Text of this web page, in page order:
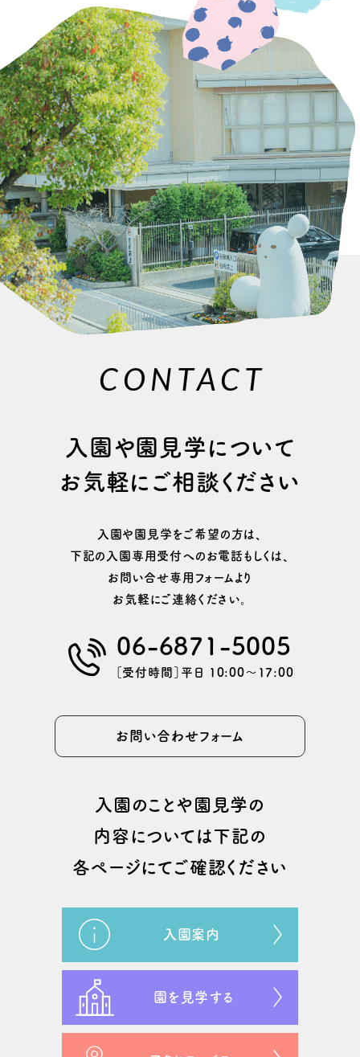
CONTACT
⼊園や園⾒学について
お気軽にご相談ください
⼊園や園⾒学をご希望の⽅は、
下記の⼊園専⽤受付へのお電話もしくは、
お問い合せ専用フォームより
お気軽にご連絡ください。
06-6871-5005
［受付時間］平日 10:00〜17:00
お問い合わせフォーム
⼊園のことや園⾒学の
内容については下記の
各ページにてご確認ください
入園案内
園を見学する